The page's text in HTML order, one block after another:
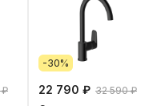
₽
-30%
22 790 ₽ 32 590 ₽